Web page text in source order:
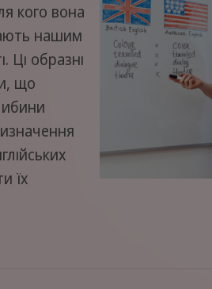
кого вона
нашим
Ці образні
що
їх